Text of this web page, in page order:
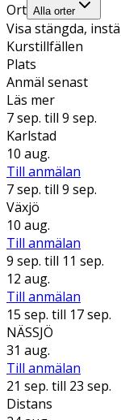
Ort Alla orter
Visa stängda,
Kurstillfällen
Plats
Anmäl senast
Läs mer
7 sep. till 9 sep.
Karlstad
10 aug.
Till anmälan
7 sep. till 9 sep.
Växjö
10 aug.
Till anmälan
9 sep. till 11 sep.
12 aug.
Till anmälan
15 sep. till 17 sep.
NÄSSJÖ
31 aug.
Till anmälan
21 sep. till 23 sep.
Distans